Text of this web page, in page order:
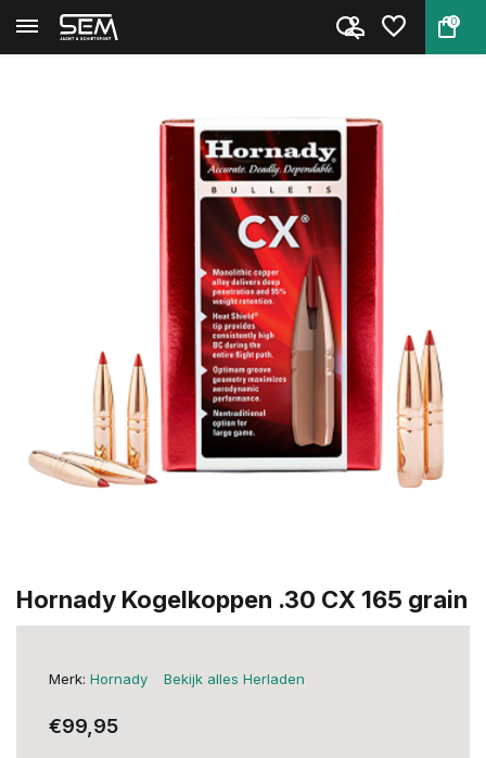
0
Terug Home Hornady Kogelkoppen .30 CX 165...
Hornady Kogelkoppen .30 CX 165 grain
Merk: Hornady Bekijk alles Herladen
€99,95